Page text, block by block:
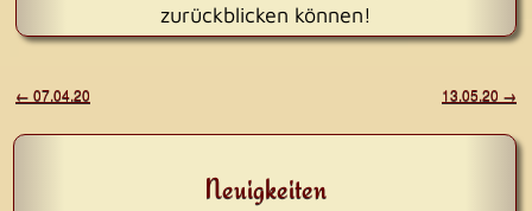
zurückblicken können!
← 07.04.20 13.05.20 →
Neuigkeiten